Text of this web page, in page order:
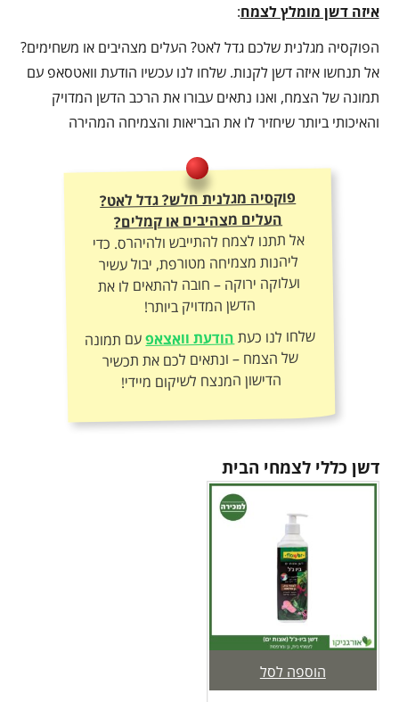
איזה דשן מומלץ לצמח:
הפוקסיה מגלנית שלכם גדל לאט? העלים מצהיבים או משחימים?
אל תנחשו איזה דשן לקנות. שלחו לנו עכשיו הודעת וואטסאפ עם
תמונה של הצמח, ואנו נתאים עבורו את הרכב הדשן המדויק
והאיכותי ביותר שיחזיר לו את הבריאות והצמיחה המהירה
פוקסיה מגלנית חלש? גדל לאט?
העלים מצהיבים או קמלים?
אל תתנו לצמח להתייבש ולהיהרס. כדי
ליהנות מצמיחה מטורפת, יבול עשיר
ועלוקה ירוקה – חובה להתאים לו את
הדשן המדויק ביותר!
שלחו לנו כעתהודעת וואצאפעם תמונה
של הצמח – ונתאים לכם את תכשיר
הדישון המנצח לשיקום מיידי!
דשן כללי לצמחי הבית
הוספה לסל